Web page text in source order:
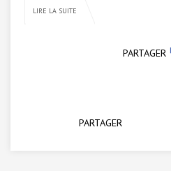
LIRE LA SUITE
PARTAGER
PARTAGER